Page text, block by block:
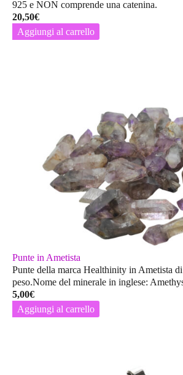
925 e NON comprende una catenina.
20,50€
Aggiungi al carrello
Punte in Ametista
Punte della marca Healthinity in Ametista
peso.Nome del minerale in inglese:
5,00€
Aggiungi al carrello